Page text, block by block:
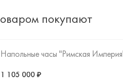
покупают
Напольные часы "Римская
1 105 000 ₽